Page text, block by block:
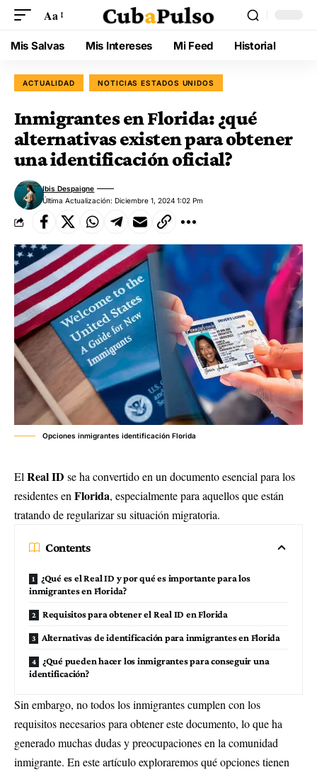
Aa
Mis Salvas Mis Intereses Mi Feed Historial
ACTUALIDAD NOTICIAS ESTADOS UNIDOS
Inmigrantes en Florida: ¿qué
alternativas existen para obtener
una identificación oficial?
Última Actualización: Diciembre 1, 2024 1:02 Pm
Ibis Despaigne
Opciones inmigrantes identificación Florida
El Real ID se ha convertido en un documento esencial para los
residentes en Florida, especialmente para aquellos que están
tratando de regularizar su situación migratoria.
Contents
¿Qué es el Real ID y por qué es importante para los
inmigrantes en Florida?
Requisitos para obtener el Real ID en Florida
Alternativas de identificación para inmigrantes en Florida
¿Qué pueden hacer los inmigrantes para conseguir una
identificación?
Sin embargo, no todos los inmigrantes cumplen con los
requisitos necesarios para obtener este documento, lo que ha
generado muchas dudas y preocupaciones en la comunidad
inmigrante. En este artículo exploraremos qué opciones tienen